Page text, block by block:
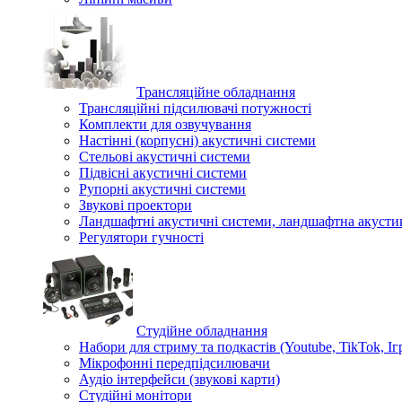
Трансляційне обладнання
Трансляційні підсилювачі потужності
Комплекти для озвучування
Настінні (корпусні) акустичні системи
Стельові акустичні системи
Підвісні акустичні системи
Рупорні акустичні системи
Звукові проектори
Ландшафтні акустичні системи, ландшафтна
Регулятори гучності
Студійне обладнання
Набори для стриму та подкастів (Youtube, TikTok,
Мікрофонні передпідсилювачи
Аудіо інтерфейси (звукові карти)
Студійні монітори